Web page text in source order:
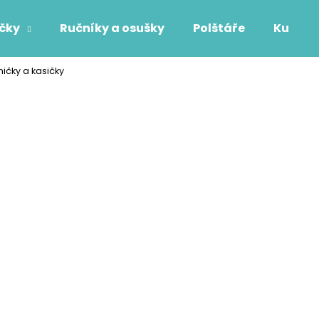
Ručníky a osušky Polštáře
a kasičky
Co potřebujete najít?